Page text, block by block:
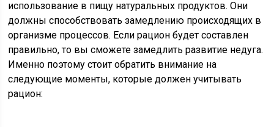
использование в пищу натуральных продуктов. Они
должны способствовать замедлению происходящих в
организме процессов. Если рацион будет составлен
правильно, то вы сможете замедлить развитие недуга.
Именно поэтому стоит обратить внимание на
следующие моменты, которые должен учитывать
рацион: